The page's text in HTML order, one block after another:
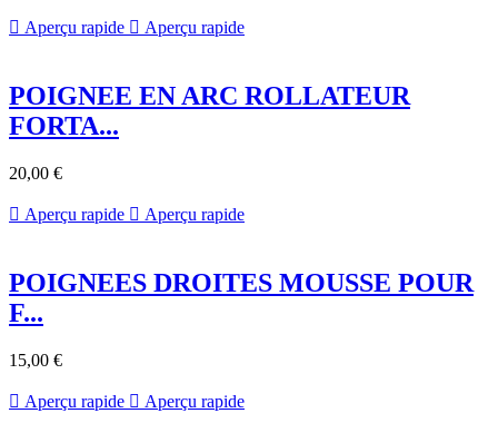
 Aperçu rapide  Aperçu rapide
POIGNEE EN ARC ROLLATEUR
FORTA...
20,00 €
 Aperçu rapide  Aperçu rapide
POIGNEES DROITES MOUSSE POUR
F...
15,00 €
 Aperçu rapide  Aperçu rapide